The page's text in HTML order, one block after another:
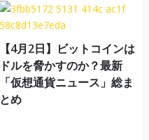
【4月2日】ビットコインは
ドルを脅かすのか？最新
「仮想通貨ニュース」総ま
とめ